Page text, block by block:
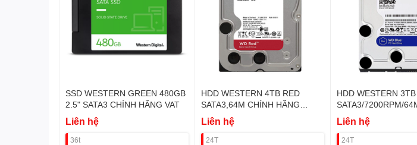
SSD WESTERN GREEN 480GB
2.5" SATA3 CHÍNH HÃNG VAT
Liên hệ
36t
HDD WESTERN 4TB RED
SATA3,64M CHÍNH HÃNG
(CHUYÊN RAID) VAT
Liên hệ
24T
HDD WESTERN
SATA3/7200RPM/
HÃNG VAT
Liên hệ
24T